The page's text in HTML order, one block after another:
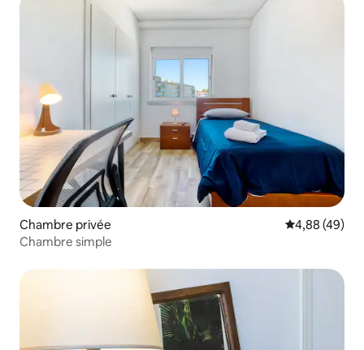
Chambre privée Évaluation
4,88 (49)
Chambre simple